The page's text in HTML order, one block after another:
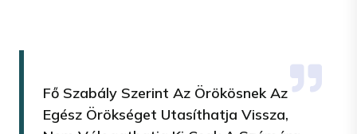
Fő Szabály Szerint Az Örökösnek Az
Egész Örökséget Utasíthatja Vissza,